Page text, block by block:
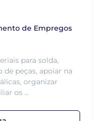
de Empregos
para solda,
peças, apoiar na
organizar
os ...